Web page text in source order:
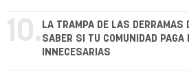
10. LA TRAMPA DE LAS DERRAMAS
SABER SI TU COMUNIDAD PAGA
INNECESARIAS